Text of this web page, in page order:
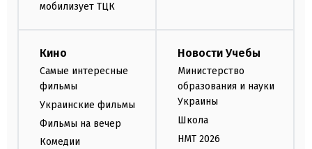
мобилизует ТЦК
Кино
Самые интересные
фильмы
Украинские фильмы
Фильмы на вечер
Комедии
Новости Учебы
Министерство
образования и науки
Украины
Школа
НМТ 2026